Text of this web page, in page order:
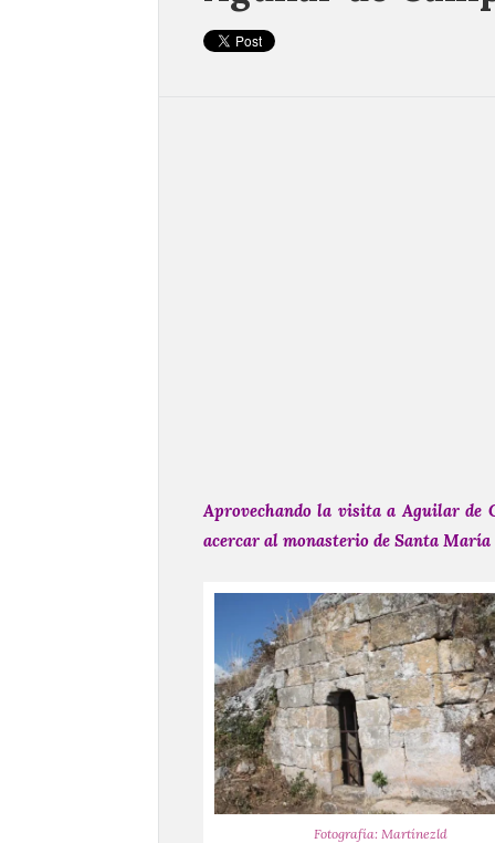
Aprovechando la visita a Aguilar de
acercar al monasterio de Santa
Fotografía: Martínezld